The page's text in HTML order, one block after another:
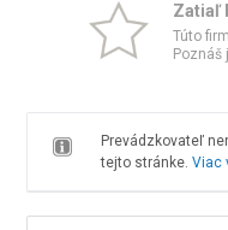
Zatiaľ
Túto
Poznáš
Prevádzkovateľ
tejto stránke. Viac